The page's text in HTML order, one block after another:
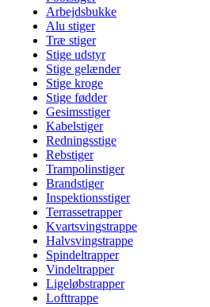
Arbejdsbukke
Alu stiger
Træ stiger
Stige udstyr
Stige gelænder
Stige kroge
Stige fødder
Gesimsstiger
Kabelstiger
Redningsstige
Rebstiger
Trampolinstiger
Brandstiger
Inspektionsstiger
Terrassetrapper
Kvartsvingstrappe
Halvsvingstrappe
Spindeltrapper
Vindeltrapper
Ligeløbstrapper
Lofttrappe